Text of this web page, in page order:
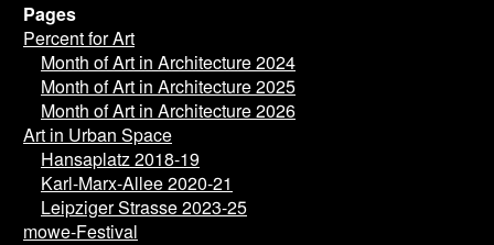
Pages
Percent for Art
Month of Art in Architecture 2024
Month of Art in Architecture 2025
Month of Art in Architecture 2026
Art in Urban Space
Hansaplatz 2018-19
Karl-Marx-Allee 2020-21
Leipziger Strasse 2023-25
mowe-Festival